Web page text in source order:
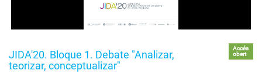
JIDA'20. Bloque 1. Debate "Analizar,
teorizar, conceptualizar"
Accés
obert